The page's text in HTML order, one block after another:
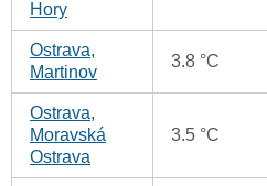
Hory
Ostrava,
Martinov
3.8 °C
Ostrava,
Moravská
Ostrava
3.5 °C